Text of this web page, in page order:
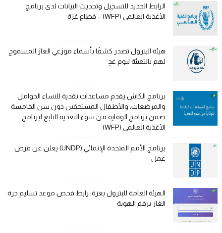
الرابط الجديد للتسجيل وتحديث البيانات لدى برنامج
الأغذية العالمي (WFP) – قطاع غزة
هيئة البترول تصدر كشفًا بأسماء موزعي الغاز المسموح
لهم بالتعبئة ليوم غدٍ
برنامج الكاش يقدم مساعدات نقدية للنساء الحوامل
والمرضعات، والأطفال المستحقين دون سن الخامسة
ضمن برنامج الوقاية من سوء التغذية التابع لبرنامج
الأغذية العالمي (WFP)
برنامج الأمم المتحدة الإنمائي (UNDP) يعلن عن فرص
عمل
الهيئة العامة للبترول بغزة: رابط فحص موعد تسليم جرة
الغاز برقم الهوية